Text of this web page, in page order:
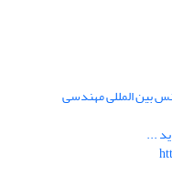
بین المللی مهندسی
...